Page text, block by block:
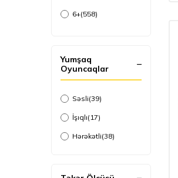
6+(558)
9+(20)
Yumşaq
Oyuncaqlar
Səsli(39)
İşıqlı(17)
Hərəkətli(38)